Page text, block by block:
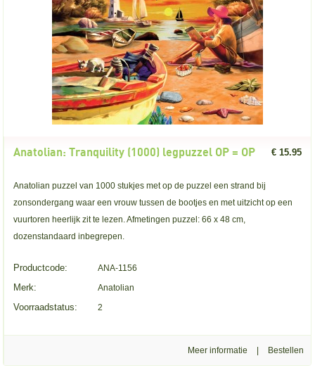
Anatolian: Tranquility (1000) legpuzzel OP = OP € 15.95
Anatolian puzzel van 1000 stukjes met op de puzzel een strand bij
zonsondergang waar een vrouw tussen de bootjes en met uitzicht op een
vuurtoren heerlijk zit te lezen. Afmetingen puzzel: 66 x 48 cm,
dozenstandaard inbegrepen.
Productcode: ANA-1156
Merk: Anatolian
Voorraadstatus: 2
Meer informatie